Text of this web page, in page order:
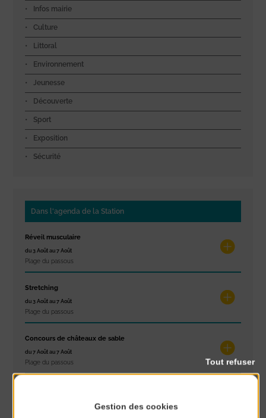
Infos mairie
Culture
Littoral
Environnement
Jeunesse
Découverte
Sport
Exposition
Sécurité
Dans l'agenda de la Station
Réveil musculaire
du 3 Août au 7 Août
Plage du passous
Stretching
du 3 Août au 7 Août
Plage du passous
Concours de châteaux de sable
du 7 Août au 7 Août
Plage du passous
Gestion des cookies
Tout refuser